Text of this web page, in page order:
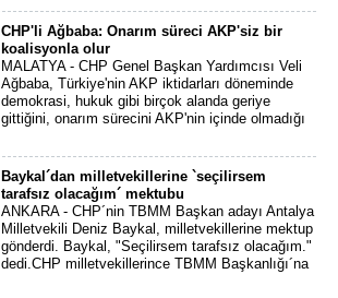
CHP'li Ağbaba: Onarım süreci AKP'siz bir
koalisyonla olur
MALATYA - CHP Genel Başkan Yardımcısı Veli
Ağbaba, Türkiye'nin AKP iktidarları döneminde
demokrasi, hukuk gibi birçok alanda geriye
gittiğini, onarım sürecini AKP'nin içinde olmadığı
Baykal´dan milletvekillerine `seçilirsem
tarafsız olacağım´ mektubu
ANKARA - CHP´nin TBMM Başkan adayı Antalya
Milletvekili Deniz Baykal, milletvekillerine mektup
gönderdi. Baykal, "Seçilirsem tarafsız olacağım."
dedi.CHP milletvekillerince TBMM Başkanlığı´na